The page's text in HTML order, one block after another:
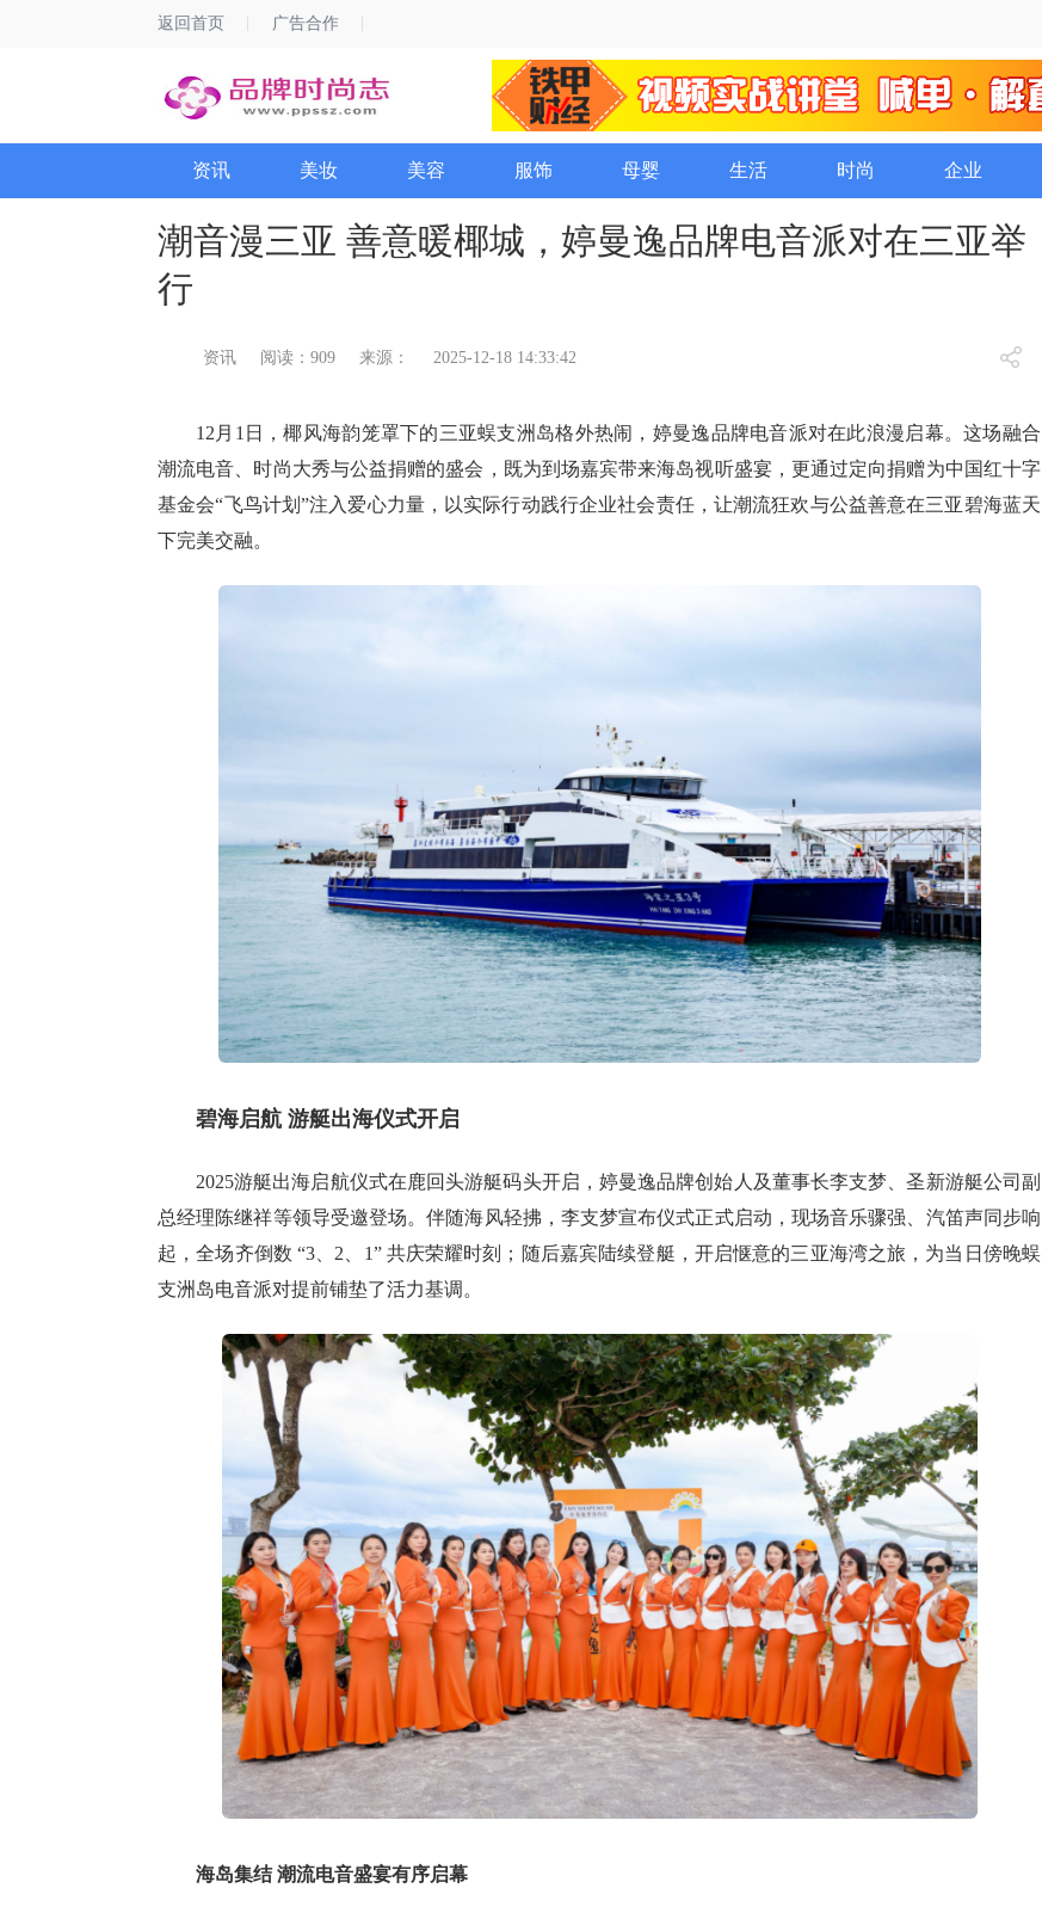
返回首页 广告合作
资讯 美妆 美容 服饰 母婴 生活 时尚 企业
潮音漫三亚 善意暖椰城，婷曼逸品牌电音派对在三亚举
行
资讯 阅读：909 来源： 2025-12-18 14:33:42
12月1日，椰风海韵笼罩下的三亚蜈支洲岛格外热闹，婷曼逸品牌电音派对在此浪漫启幕。这场融合
潮流电音、时尚大秀与公益捐赠的盛会，既为到场嘉宾带来海岛视听盛宴，更通过定向捐赠为中国红十字
基金会“飞鸟计划”注入爱心力量，以实际行动践行企业社会责任，让潮流狂欢与公益善意在三亚碧海蓝天
下完美交融。
碧海启航 游艇出海仪式开启
2025游艇出海启航仪式在鹿回头游艇码头开启，婷曼逸品牌创始人及董事长李支梦、圣新游艇公司副
总经理陈继祥等领导受邀登场。伴随海风轻拂，李支梦宣布仪式正式启动，现场音乐骤强、汽笛声同步响
起，全场齐倒数 “3、2、1” 共庆荣耀时刻；随后嘉宾陆续登艇，开启惬意的三亚海湾之旅，为当日傍晚蜈
支洲岛电音派对提前铺垫了活力基调。
海岛集结 潮流电音盛宴有序启幕